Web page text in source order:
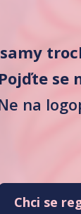
Pojďte se
na
Chci se